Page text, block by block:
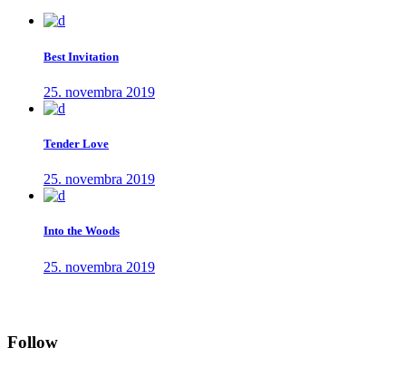
Best Invitation
25. novembra 2019
Tender Love
25. novembra 2019
Into the Woods
25. novembra 2019
Follow